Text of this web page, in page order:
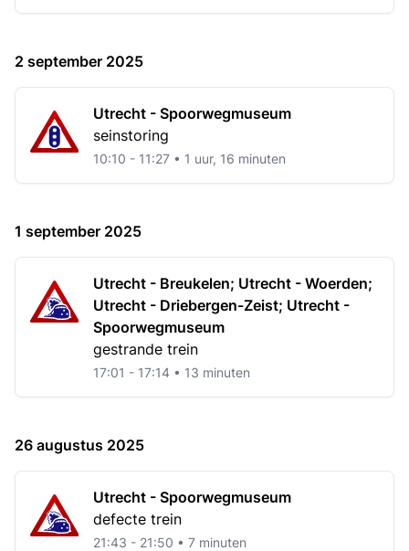
2 september 2025
Utrecht - Spoorwegmuseum
seinstoring
10:10 - 11:27 • 1 uur, 16 minuten
1 september 2025
Utrecht - Breukelen; Utrecht - Woerden;
Utrecht - Driebergen-Zeist; Utrecht -
Spoorwegmuseum
gestrande trein
17:01 - 17:14 • 13 minuten
26 augustus 2025
Utrecht - Spoorwegmuseum
defecte trein
21:43 - 21:50 • 7 minuten